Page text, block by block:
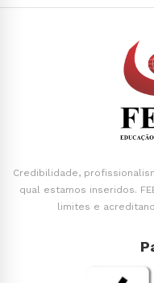
Credibilidade,
qual estamos inseridos.
limites e